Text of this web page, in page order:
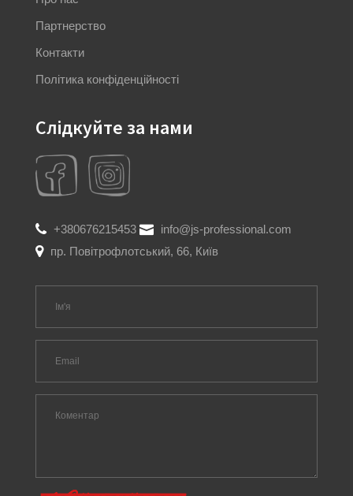
Партнерство
Контакти
Політика конфіденційності
Слідкуйте за нами
+380676215453
info@js-professional.com
пр. Повітрофлотський, 66, Київ